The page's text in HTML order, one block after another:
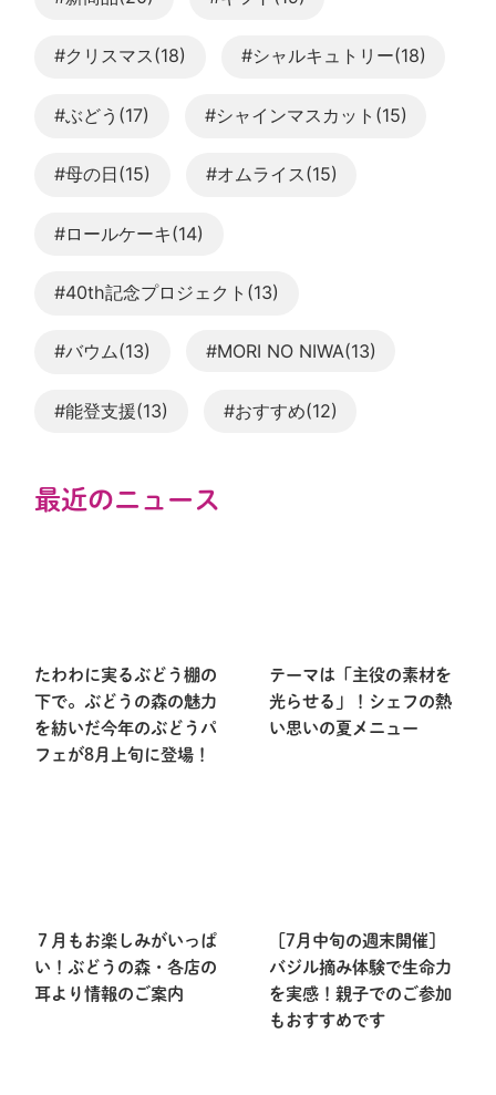
#クリスマス(18) #シャルキュトリー(18)
#ぶどう(17) #シャインマスカット(15)
#母の日(15) #オムライス(15)
#ロールケーキ(14)
#40th記念プロジェクト(13)
#バウム(13) #MORI NO NIWA(13)
#能登支援(13) #おすすめ(12)
最近のニュース
たわわに実るぶどう棚の
下で。ぶどうの森の魅力
を紡いだ今年のぶどうパ
フェが8月上旬に登場！
テーマは「主役の素材を
光らせる」！シェフの熱
い思いの夏メニュー
７月もお楽しみがいっぱ
い！ぶどうの森・各店の
耳より情報のご案内
［7月中旬の週末開催］
バジル摘み体験で生命力
を実感！親子でのご参加
もおすすめです